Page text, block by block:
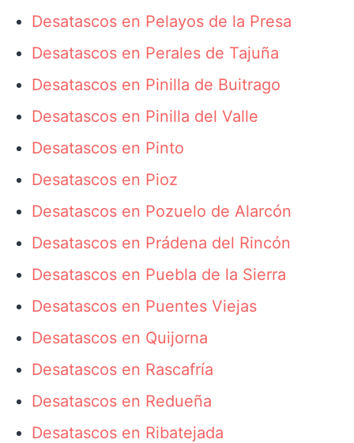
Desatascos en Pelayos de la Presa
Desatascos en Perales de Tajuña
Desatascos en Pinilla de Buitrago
Desatascos en Pinilla del Valle
Desatascos en Pinto
Desatascos en Pioz
Desatascos en Pozuelo de Alarcón
Desatascos en Prádena del Rincón
Desatascos en Puebla de la Sierra
Desatascos en Puentes Viejas
Desatascos en Quijorna
Desatascos en Rascafría
Desatascos en Redueña
Desatascos en Ribatejada